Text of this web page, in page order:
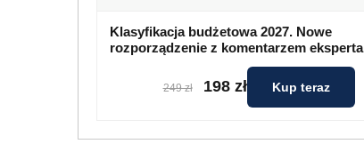
Klasyfikacja budżetowa 2027. Nowe
rozporządzenie z komentarzem eksperta
249 zł 198 zł Kup teraz